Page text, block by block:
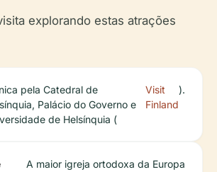
explorando estas atrações
pela Catedral de
Palácio do Governo e
de Helsínquia (
Visit
Finland
).
A maior igreja ortodoxa da Europa